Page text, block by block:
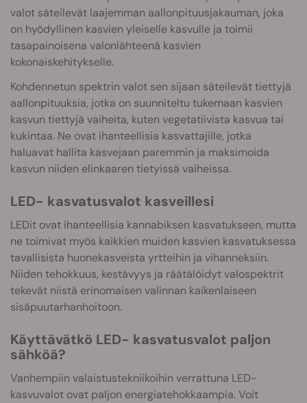
valot säteilevät laajemman aallonpituusjakauman, joka
on hyödyllinen kasvien yleiselle kasvulle ja toimii
tasapainoisena valonlähteenä kasvien
kokonaiskehitykselle.
Kohdennetun spektrin valot sen sijaan säteilevät tiettyjä
aallonpituuksia, jotka on suunniteltu tukemaan kasvien
kasvun tiettyjä vaiheita, kuten vegetatiivista kasvua tai
kukintaa. Ne ovat ihanteellisia kasvattajille, jotka
haluavat hallita kasvejaan paremmin ja maksimoida
kasvun niiden elinkaaren tietyissä vaiheissa.
LED- kasvatusvalot kasveillesi
LEDit ovat ihanteellisia kannabiksen kasvatukseen, mutta
ne toimivat myös kaikkien muiden kasvien kasvatuksessa
tavallisista huonekasveista yrtteihin ja vihanneksiin.
Niiden tehokkuus, kestävyys ja räätälöidyt valospektrit
tekevät niistä erinomaisen valinnan kaikenlaiseen
sisäpuutarhanhoitoon.
Käyttävätkö LED- kasvatusvalot paljon
sähköä?
Vanhempiin valaistustekniikoihin verrattuna LED-
kasvuvalot ovat paljon energiatehokkaampia. Voit